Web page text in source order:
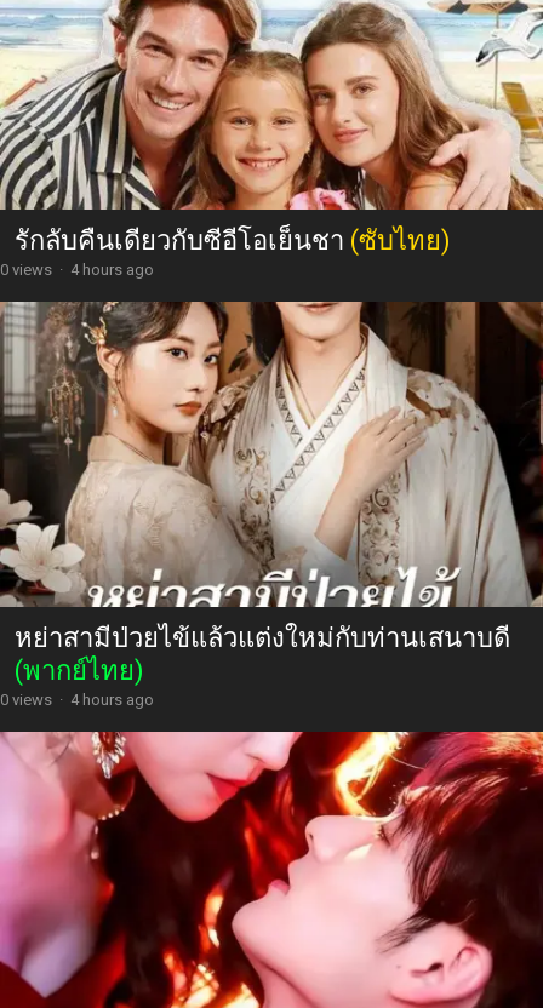
รักลับคืนเดียวกับซีอีโอเย็นชา (ซับไทย)
0 views · 4 hours ago
หย่าสามีป่วยไข้แล้วแต่งใหม่กับท่านเสนาบดี
(พากย์ไทย)
0 views · 4 hours ago